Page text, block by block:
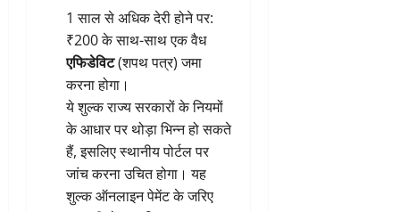
1 साल से अधिक देरी होने पर:
₹200 के साथ-साथ एक वैध
एफिडेविट(शपथ पत्र) जमा
करना होगा।
ये शुल्क राज्य सरकारों के नियमों
के आधार पर थोड़ा भिन्न हो सकते
हैं, इसलिए स्थानीय पोर्टल पर
जांच करना उचित होगा। यह
शुल्क ऑनलाइन पेमेंट के जरिए